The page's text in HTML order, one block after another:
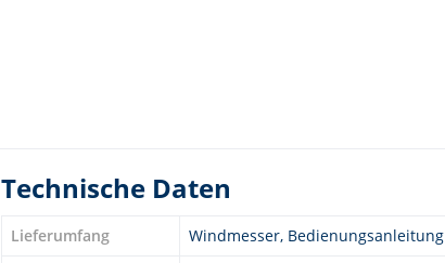
Technische Daten
Lieferumfang
Windmesser, Bedienungsanleitung